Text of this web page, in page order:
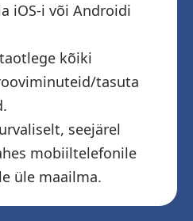
iOS-i või Androidi
kõiki
tasuta
seejärel
mobiiltelefonile
üle maailma.